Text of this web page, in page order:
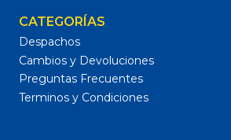
CATEGORÍAS
Despachos
Cambios y Devoluciones
Preguntas Frecuentes
Terminos y Condiciones